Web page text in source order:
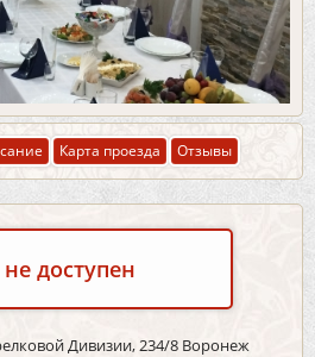
Карта проезда Отзывы
доступен
Дивизии, 234/8 Воронеж